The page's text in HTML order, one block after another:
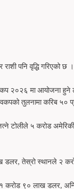
पनि वृद्धि गरिएको छ ।
२०२६ मा आयोजना हुने
तुलनामा करिब ५०
टोलीले ५ करोड
डलर, तेस्रो स्थानले २
१ करोड ९० लाख डलर,